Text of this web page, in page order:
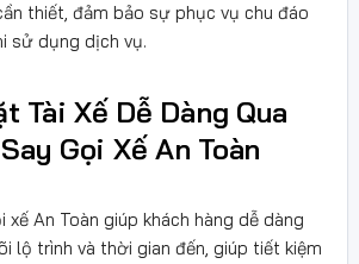
thiết, đảm bảo sự phục vụ chu đáo
sử dụng dịch vụ.
Tài Xế Dễ Dàng Qua
Gọi Xế An Toàn
xế An Toàn giúp khách hàng dễ dàng
lộ trình và thời gian đến, giúp tiết kiệm